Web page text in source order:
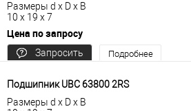
Размеры d x D x B
10 x 19 x 7
Цена по запросу
Запросить
Подробнее
Подшипник UBC 63800 2RS
Размеры d x D x B